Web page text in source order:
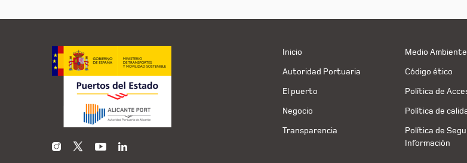
Inicio
Autoridad Portuaria
El puerto
Negocio
Transparencia
Medio Ambiente
Código ético
Política de
Política de
Política de
Información